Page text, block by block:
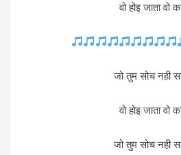
वो होइ जाता वो
जो तुम सोच नही
वो होइ जाता वो
जो तुम सोच नही